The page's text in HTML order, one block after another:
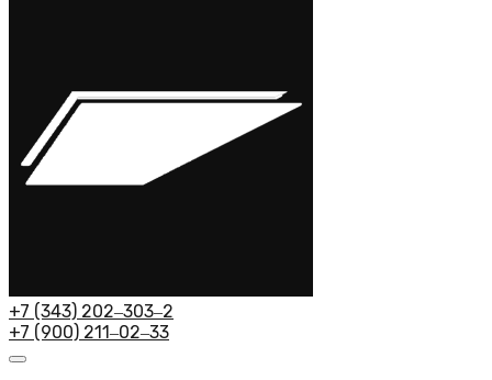
+7 (343) 202‒303‒2
+7 (900) 211‒02‒33